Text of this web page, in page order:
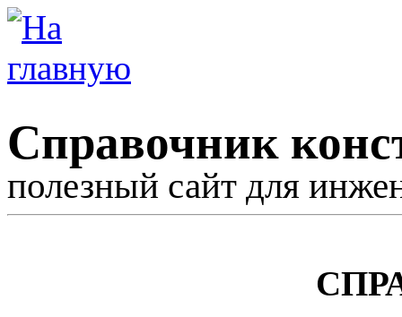
Справочник
полезный сайт для